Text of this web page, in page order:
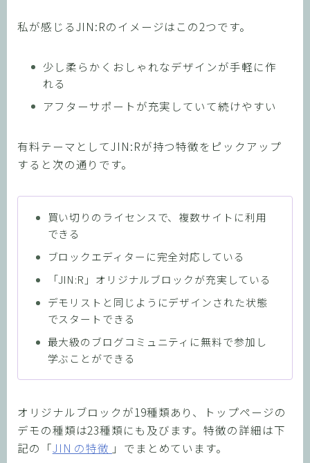
私が感じるJIN:Rのイメージはこの2つです。
少し柔らかくおしゃれなデザインが手軽に作
れる
アフターサポートが充実していて続けやすい
有料テーマとしてJIN:Rが持つ特徴をピックアップ
すると次の通りです。
買い切りのライセンスで、複数サイトに利用
できる
ブロックエディターに完全対応している
「JIN:R」オリジナルブロックが充実している
デモリストと同じようにデザインされた状態
でスタートできる
最大級のブログコミュニティに無料で参加し
学ぶことができる
オリジナルブロックが19種類あり、トップページの
デモの種類は23種類にも及びます。特徴の詳細は下
記の「JIN の特徴 」でまとめています。